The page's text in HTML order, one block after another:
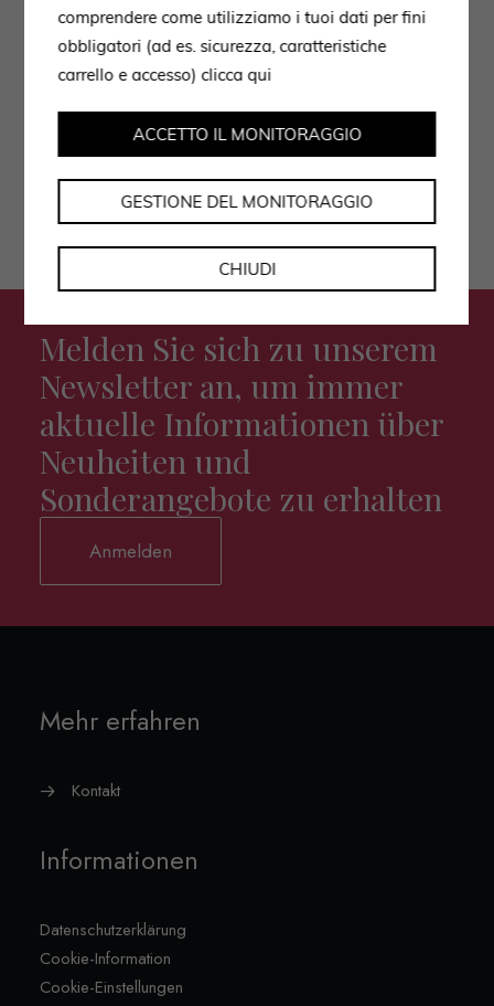
Ich stimme der Datenverarbeitung gemäß der
Datenschutzerklärung zu.
Melden Sie sich zu unserem
Newsletter an, um immer
aktuelle Informationen über
Neuheiten und
Sonderangebote zu erhalten
Anmelden
Mehr erfahren
Kontakt
Informationen
Datenschutzerklärung
Cookie-Information
Cookie-Einstellungen
comprendere come utilizziamo i tuoi dati per fini
obbligatori (ad es. sicurezza, caratteristiche
carrello e accesso)clicca qui
CHIUDI
GESTIONE DEL MONITORAGGIO
ACCETTO IL MONITORAGGIO